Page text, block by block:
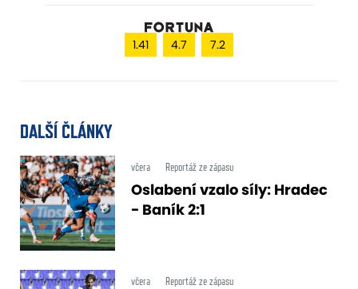
1.41 4.7 7.2
DALŠÍ ČLÁNKY
včera Reportáž ze zápasu
Oslabení vzalo síly: Hradec
- Baník 2:1
včera Reportáž ze zápasu